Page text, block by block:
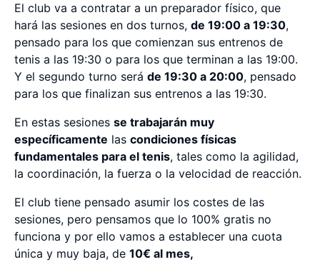
El club va a contratar a un preparador físico, que
hará las sesiones en dos turnos, de 19:00 a 19:30,
pensado para los que comienzan sus entrenos de
tenis a las 19:30 o para los que terminan a las 19:00.
Y el segundo turno será de 19:30 a 20:00, pensado
para los que finalizan sus entrenos a las 19:30.
En estas sesiones se trabajarán muy
específicamente las condiciones físicas
fundamentales para el tenis, tales como la agilidad,
la coordinación, la fuerza o la velocidad de reacción.
El club tiene pensado asumir los costes de las
sesiones, pero pensamos que lo 100% gratis no
funciona y por ello vamos a establecer una cuota
única y muy baja, de 10€ al mes,